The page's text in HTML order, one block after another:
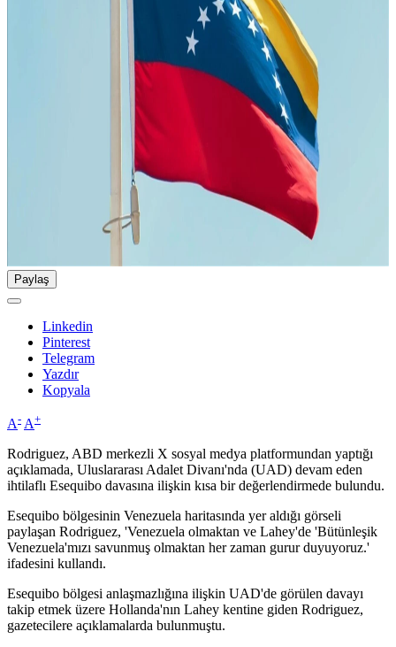
Paylaş
Linkedin
Pinterest
Telegram
Yazdır
Kopyala
A- A+
Rodriguez, ABD merkezli X sosyal medya platformundan yaptığı
açıklamada, Uluslararası Adalet Divanı'nda (UAD) devam eden
ihtilaflı Esequibo davasına ilişkin kısa bir değerlendirmede bulundu.
Esequibo bölgesinin Venezuela haritasında yer aldığı görseli
paylaşan Rodriguez, 'Venezuela olmaktan ve Lahey'de 'Bütünleşik
Venezuela'mızı savunmuş olmaktan her zaman gurur duyuyoruz.'
ifadesini kullandı.
Esequibo bölgesi anlaşmazlığına ilişkin UAD'de görülen davayı
takip etmek üzere Hollanda'nın Lahey kentine giden Rodriguez,
gazetecilere açıklamalarda bulunmuştu.